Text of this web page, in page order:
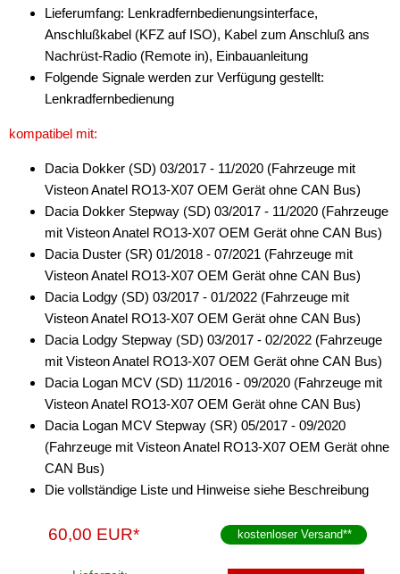
Lieferumfang: Lenkradfernbedienungsinterface,
Anschlußkabel (KFZ auf ISO), Kabel zum Anschluß ans
Nachrüst-Radio (Remote in), Einbauanleitung
Folgende Signale werden zur Verfügung gestellt:
Lenkradfernbedienung
kompatibel mit:
Dacia Dokker (SD) 03/2017 - 11/2020 (Fahrzeuge mit
Visteon Anatel RO13-X07 OEM Gerät ohne CAN Bus)
Dacia Dokker Stepway (SD) 03/2017 - 11/2020 (Fahrzeuge
mit Visteon Anatel RO13-X07 OEM Gerät ohne CAN Bus)
Dacia Duster (SR) 01/2018 - 07/2021 (Fahrzeuge mit
Visteon Anatel RO13-X07 OEM Gerät ohne CAN Bus)
Dacia Lodgy (SD) 03/2017 - 01/2022 (Fahrzeuge mit
Visteon Anatel RO13-X07 OEM Gerät ohne CAN Bus)
Dacia Lodgy Stepway (SD) 03/2017 - 02/2022 (Fahrzeuge
mit Visteon Anatel RO13-X07 OEM Gerät ohne CAN Bus)
Dacia Logan MCV (SD) 11/2016 - 09/2020 (Fahrzeuge mit
Visteon Anatel RO13-X07 OEM Gerät ohne CAN Bus)
Dacia Logan MCV Stepway (SR) 05/2017 - 09/2020
(Fahrzeuge mit Visteon Anatel RO13-X07 OEM Gerät ohne
CAN Bus)
Die vollständige Liste und Hinweise siehe Beschreibung
60,00 EUR* kostenloser Versand**